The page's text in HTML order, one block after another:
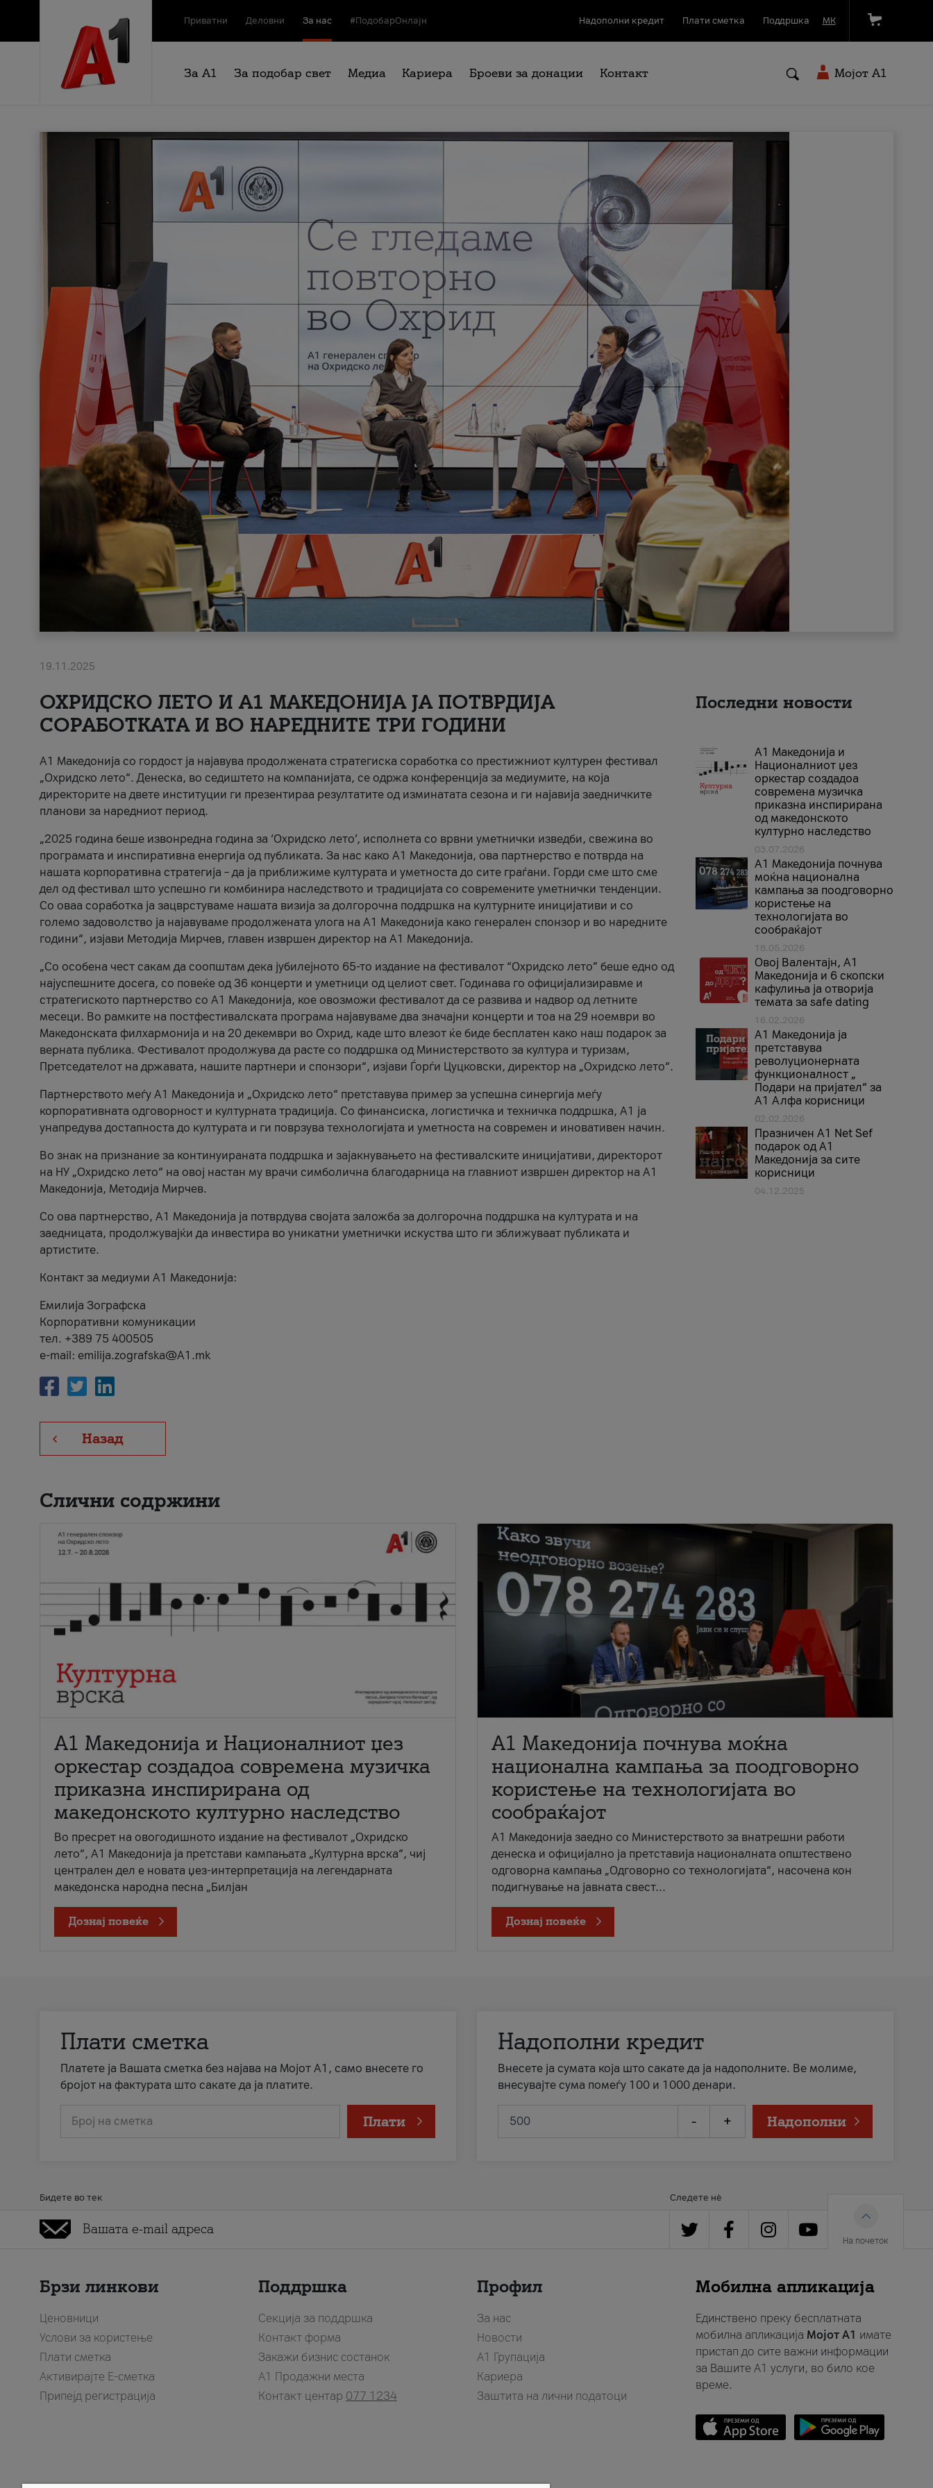
Приватни Деловни За нас #ПодобарОнлајн Надополни кредит Плати сметка Поддршка МК
За А1 За подобар свет Медиа Кариера Броеви за донации Контакт Мојот A1
19.11.2025
ОХРИДСКО ЛЕТО И A1 МАКЕДОНИЈА ЈА ПОТВРДИЈА
СОРАБОТКАТА И ВО НАРЕДНИТЕ ТРИ ГОДИНИ
A1 Македонија со гордост ја најавува продолжената стратегиска соработка со престижниот културен фестивал
„Охридско лето“. Денеска, во седиштето на компанијата, се одржа конференција за медиумите, на која
директорите на двете институции ги презентираа резултатите од изминатата сезона и ги најавија заедничките
планови за наредниот период.
„2025 година беше извонредна година за ‘Охридско лето’, исполнета со врвни уметнички изведби, свежина во
програмата и инспиративна енергија од публиката. За нас како A1 Македонија, ова партнерство е потврда на
нашата корпоративна стратегија – да ја приближиме културата и уметноста до сите граѓани. Горди сме што сме
дел од фестивал што успешно ги комбинира наследството и традицијата со современите уметнички тенденции.
Со оваа соработка ја зацврстуваме нашата визија за долгорочна поддршка на културните иницијативи и со
големо задоволство ја најавуваме продолжената улога на A1 Македонија како генерален спонзор и во наредните
години“, изјави Методија Мирчев, главен извршен директор на A1 Македонија.
„Со особена чест сакам да соопштам дека јубилејното 65-то издание на фестивалот “Охридско лето” беше едно од
најуспешните досега, со повеќе од 36 концерти и уметници од целиот свет. Годинава го официјализиравме и
стратегиското партнерство со А1 Македонија, кое овозможи фестивалот да се развива и надвор од летните
месеци. Во рамките на постфестивалската програма најавуваме два значајни концерти и тоа на 29 ноември во
Македонската филхармонија и на 20 декември во Охрид, каде што влезот ќе биде бесплатен како наш подарок за
верната публика. Фестивалот продолжува да расте со поддршка од Министерството за култура и туризам,
Претседателот на државата, нашите партнери и спонзори“, изјави Ѓорѓи Цуцковски, директор на „Охридско лето“.
Партнерството меѓу A1 Македонија и „Охридско лето“ претставува пример за успешна синергија меѓу
корпоративната одговорност и културната традиција. Со финансиска, логистичка и техничка поддршка, A1 ја
унапредува достапноста до културата и ги поврзува технологијата и уметноста на современ и иновативен начин.
Во знак на признание за континуираната поддршка и зајакнувањето на фестивалските иницијативи, директорот
на НУ „Охридско лето“ на овој настан му врачи симболична благодарница на главниот извршен директор на A1
Македонија, Методија Мирчев.
Со ова партнерство, A1 Македонија ја потврдува својата заложба за долгорочна поддршка на културата и на
заедницата, продолжувајќи да инвестира во уникатни уметнички искуства што ги зближуваат публиката и
артистите.
Контакт за медиуми А1 Македонија:
Емилија Зографска
Корпоративни комуникации
тел. +389 75 400505
e-mail: emilija.zografska@A1.mk
Назад
Последни новости
А1 Македонија и
Националниот џез
оркестар создадоа
современа музичка
приказна инспирирана
од македонското
културно наследство
03.07.2026
A1 Македонија почнува
моќна национална
кампања за поодговорно
користење на
технологијата во
сообраќајот
18.05.2026
Овој Валентајн, A1
Македонија и 6 скопски
кафулиња ја отворија
темата за safe dating
16.02.2026
А1 Македонија ја
претставува
револуционерната
функционалност „
Подари на пријател“ за
А1 Алфа корисници
02.02.2026
Празничен A1 Net Sеf
подарок од А1
Македонија за сите
корисници
04.12.2025
Слични содржини
А1 Македонија и Националниот џез
оркестар создадоа современа музичка
приказна инспирирана од
македонското културно наследство
Во пресрет на овогодишното издание на фестивалот „Охридско
лето“, А1 Македонија ја претстави кампањата „Културна врска“, чиј
централен дел е новата џез-интерпретација на легендарната
македонска народна песна „Билјан
Дознај повеќе
A1 Македонија почнува моќна
национална кампања за поодговорно
користење на технологијата во
сообраќајот
A1 Македонија заедно со Министерството за внатрешни работи
денеска и официјално ја претставија националната општествено
одговорна кампања „Одговорно со технологијата“, насочена кон
подигнување на јавната свест...
Дознај повеќе
Плати сметка
Платете ја Вашата сметка без најава на Мојот А1, само внесете го
бројот на фактурата што сакате да ја платите.
Број на сметка Плати
Надополни кредит
Внесете ја сумата која што сакате да ја надополните. Ве молиме,
внесувајте сума помеѓу 100 и 1000 денари.
- + Надополни
Бидете во тек Следете нè
На почеток
Брзи линкови
Ценовници
Услови за користење
Плати сметка
Активирајте Е-сметка
Припејд регистрација
Поддршка
Секција за поддршка
Контакт форма
Закажи бизнис состанок
A1 Продажни места
Контакт центар 077 1234
Профил
За нас
Новости
А1 Групација
Кариера
Заштита на лични податоци
Мобилна апликација
Единствено преку бесплатната
мобилна апликација Мојот A1 имате
пристап до сите важни информации
за Вашите A1 услуги, во било кое
време.